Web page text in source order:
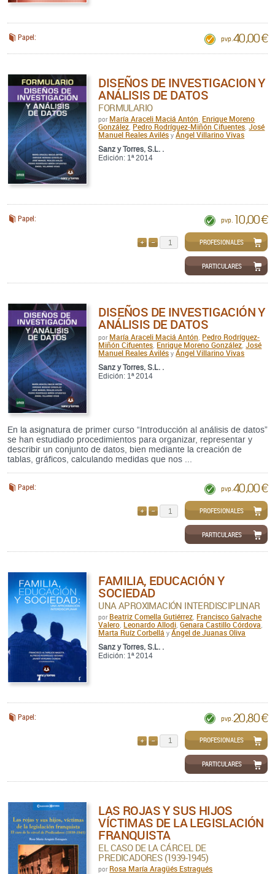
Papel: pvp. 40,00 €
DISEÑOS DE INVESTIGACION Y
ANÁLISIS DE DATOS
FORMULARIO
por María Araceli Maciá Antón Enrique Moreno
González Pedro Rodríguez-Miñón Cifuentes ,José
Manuel Reales Avilés yÁngel Villarino Vivas
Sanz y Torres, S.L. .
Edición: 1ª 2014
Papel: pvp. 10,00 €
QUITARPROFESIONALES
PARTICULARES
DISEÑOS DE INVESTIGACIÓN Y
ANÁLISIS DE DATOS
por María Araceli Maciá Antón Pedro Rodríguez-
Miñón Cifuentes Enrique Moreno González ,José
Manuel Reales Avilés yÁngel Villarino Vivas
Sanz y Torres, S.L. .
Edición: 1ª 2014
En la asignatura de primer curso “Introducción al análisis de datos”
se han estudiado procedimientos para organizar, representar y
describir un conjunto de datos, bien mediante la creación de
tablas, gráficos, calculando medidas que nos ...
Papel: pvp.40,00 €
QUITARPROFESIONALES
PARTICULARES
FAMILIA, EDUCACIÓN Y
SOCIEDAD
UNA APROXIMACIÓN INTERDISCIPLINAR
por Beatriz Comella Gutiérrez Francisco Galvache
Valero Leonardo Allodi ,Genara Castillo Córdova
Marta Ruíz Corbellá yÁngel de Juanas Oliva
Sanz y Torres, S.L. .
Edición: 1ª 2014
Papel: pvp. 20,80 €
QUITARPROFESIONALES
PARTICULARES
LAS ROJAS Y SUS HIJOS
VÍCTIMAS DE LA LEGISLACIÓN
FRANQUISTA
EL CASO DE LA CÁRCEL DE
PREDICADORES (1939-1945)
por Rosa María Aragüés Estragués